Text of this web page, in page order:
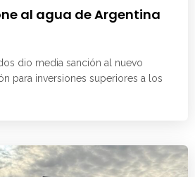
al agua de Argentina
dio media sanción al nuevo
para inversiones superiores a los